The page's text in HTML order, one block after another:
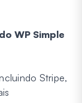
WP Simple
Stripe,